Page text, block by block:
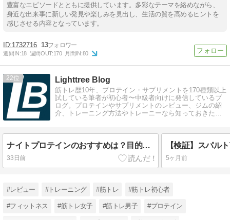
豊富なエピソードとともに提供しています。多彩なテーマを絡めながら、
身近な出来事に新しい発見や楽しみを見出し、生活の質を高めるヒントを
感じさせる内容となっています。
1732716 13
週間IN:18 週間OUT:170 月間IN:80
22 Lighttree Blog
筋トレ歴10年、プロテイン・サプリメントを170種類以上
試している筆者が初心者〜中級者向けに発信しているブ
ログ。プロテインやサプリメントのレビュー、ジムの紹
介、トレーニング方法やトレーニーなら知っておきたい
ナイトプロテインのおすすめは？目的別サプリの選び方を徹底解説
33日前 5ヶ月前
#レビュー #トレーニング #筋トレ #筋トレ初心者
#フィットネス #筋トレ女子 #筋トレ男子 #プロテイン